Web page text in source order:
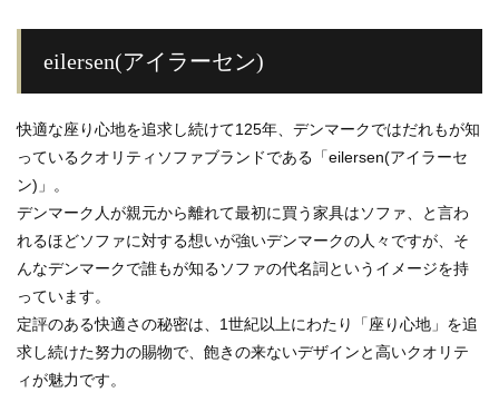
eilersen(アイラーセン)
快適な座り心地を追求し続けて125年、デンマークではだれもが知
っているクオリティソファブランドである「eilersen(アイラーセ
ン)」。
デンマーク人が親元から離れて最初に買う家具はソファ、と言わ
れるほどソファに対する想いが強いデンマークの人々ですが、そ
んなデンマークで誰もが知るソファの代名詞というイメージを持
っています。
定評のある快適さの秘密は、1世紀以上にわたり「座り心地」を追
求し続けた努力の賜物で、飽きの来ないデザインと高いクオリテ
ィが魅力です。